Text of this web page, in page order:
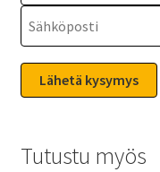
Tutustu myös